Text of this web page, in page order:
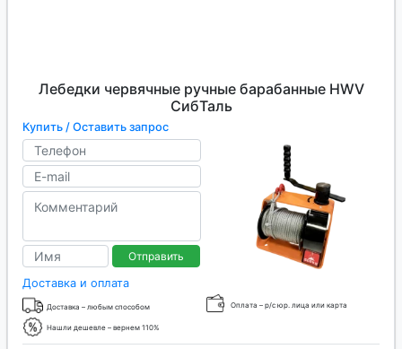
Лебедки червячные ручные барабанные HWV
СибТаль
Купить / Оставить запрос
Отправить
Доставка и оплата
Доставка – любым способом Оплата – р/с юр. лица или карта
Нашли дешевле – вернем 110%